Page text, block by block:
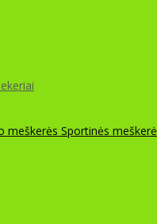
meškerės Sportinės